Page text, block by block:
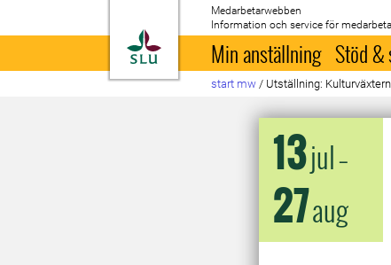
Till startsida
Medarbetarwebben
Information och service för
Min anställning Stöd &
start mw / Utställning:
13jul–
27aug